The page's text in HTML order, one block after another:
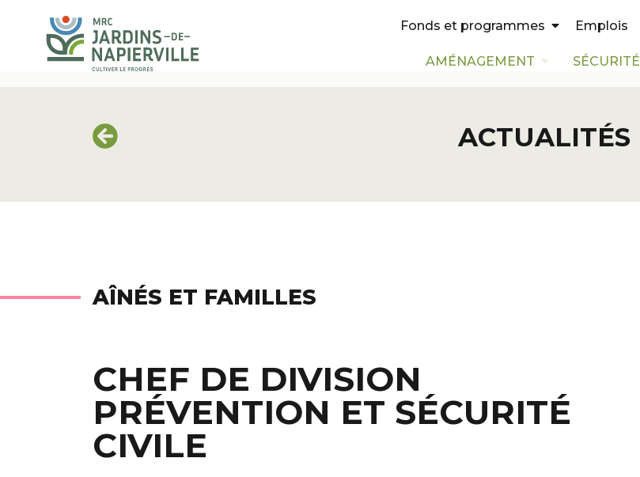
Fonds et programmes Emplois
AMÉNAGEMENT SÉCURITÉ
ACTUALITÉS
AÎNÉS ET FAMILLES
CHEF DE DIVISION
PRÉVENTION ET SÉCURITÉ
CIVILE